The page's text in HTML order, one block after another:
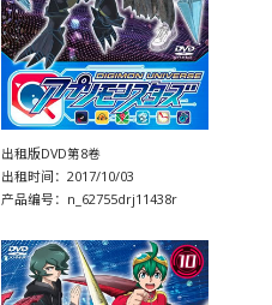
出租版DVD第8卷
出租时间：2017/10/03
产品编号：n_62755drj11438r